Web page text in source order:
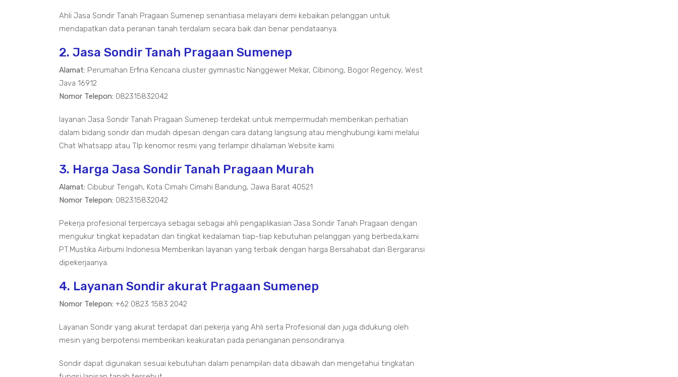
Ahli Jasa Sondir Tanah Pragaan Sumenep senantiasa melayani demi kebaikan pelanggan untuk
mendapatkan data peranan tanah terdalam secara baik dan benar pendataanya.
2. Jasa Sondir Tanah Pragaan Sumenep
Alamat: Perumahan Erfina Kencana cluster gymnastic Nanggewer Mekar, Cibinong, Bogor Regency, West
Java 16912
Nomor Telepon: 082315832042
layanan Jasa Sondir Tanah Pragaan Sumenep terdekat untuk mempermudah memberikan perhatian
dalam bidang sondir dan mudah dipesan dengan cara datang langsung atau menghubungi kami melalui
Chat Whatsapp atau Tlp kenomor resmi yang terlampir dihalaman Website kami.
3. Harga Jasa Sondir Tanah Pragaan Murah
Alamat: Cibubur Tengah, Kota Cimahi Cimahi Bandung, Jawa Barat 40521
Nomor Telepon: 082315832042
Pekerja profesional terpercaya sebagai sebagai ahli pengaplikasian Jasa Sondir Tanah Pragaan dengan
mengukur tingkat kepadatan dan tingkat kedalaman tiap-tiap kebutuhan pelanggan yang berbeda,kami
PT.Mustika Airbumi Indonesia Memberikan layanan yang terbaik dengan harga Bersahabat dan Bergaransi
dipekerjaanya.
4. Layanan Sondir akurat Pragaan Sumenep
Nomor Telepon: +62 0823 1583 2042
Layanan Sondir yang akurat terdapat dari pekerja yang Ahli serta Profesional dan juga didukung oleh
mesin yang berpotensi memberikan keakuratan pada penanganan pensondiranya.
Sondir dapat digunakan sesuai kebutuhan dalam penampilan data dibawah dan mengetahui tingkatan